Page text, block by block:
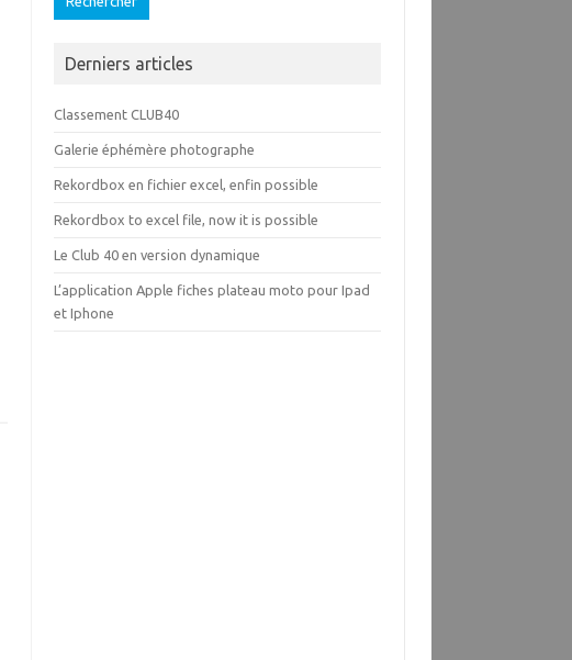
Derniers articles
Classement CLUB40
Galerie éphémère photographe
Rekordbox en fichier excel, enfin possible
Rekordbox to excel file, now it is possible
Le Club 40 en version dynamique
L’application Apple fiches plateau moto pour Ipad
et Iphone